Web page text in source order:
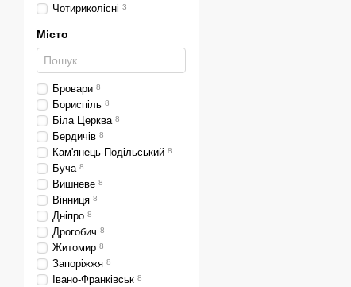
Чотириколісні 3
Місто
Бровари 8
Бориспіль 8
Біла Церква 8
Бердичів 8
Кам'янець-Подільський 8
Буча 8
Вишневе 8
Вінниця 8
Дніпро 8
Дрогобич 8
Житомир 8
Запоріжжя 8
Івано-Франківськ 8